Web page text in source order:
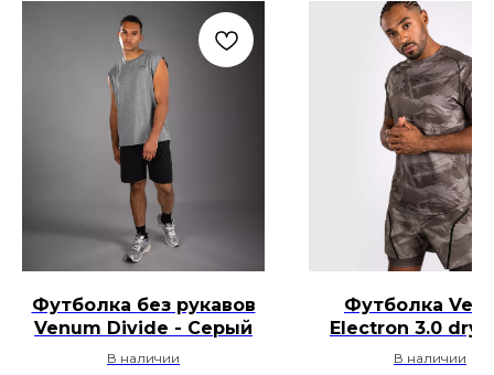
Футболка без рукавов
Venum Divide - Серый
В наличии
Футболка
Electron 3.0 dry-
для тренировок -
В наличии